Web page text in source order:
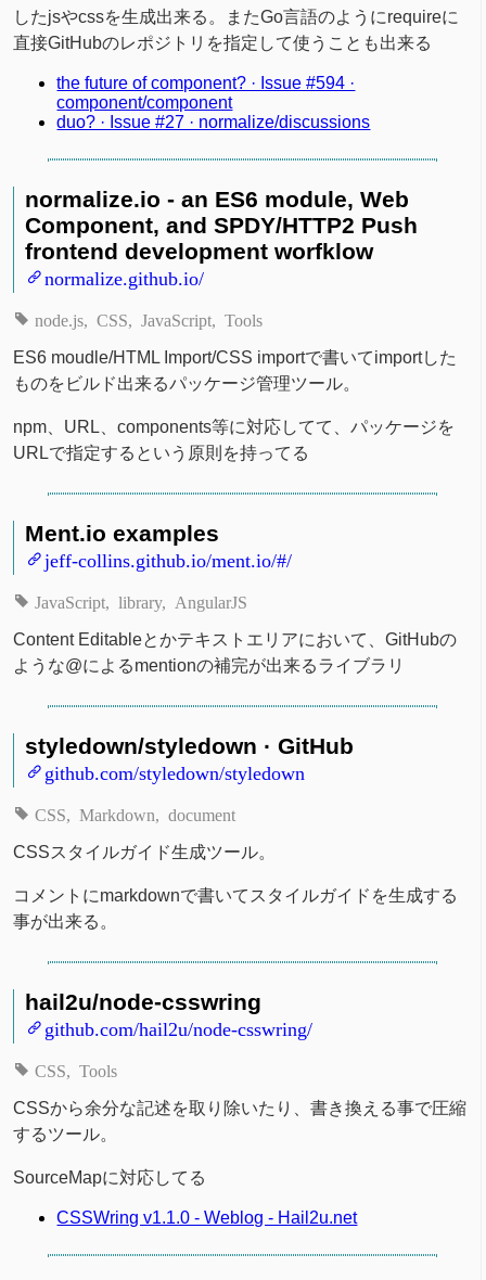
したjsやcssを生成出来る。またGo言語のようにrequireに
直接GitHubのレポジトリを指定して使うことも出来る
the future of component? · Issue #594 ·
component/component
duo? · Issue #27 · normalize/discussions
normalize.io - an ES6 module, Web
Component, and SPDY/HTTP2 Push
frontend development worfklow
normalize.github.io/
node.js CSS JavaScript Tools
ES6 moudle/HTML Import/CSS importで書いてimportした
ものをビルド出来るパッケージ管理ツール。
npm、URL、components等に対応してて、パッケージを
URLで指定するという原則を持ってる
Ment.io examples
jeff-collins.github.io/ment.io/#/
JavaScript library AngularJS
Content Editableとかテキストエリアにおいて、GitHubの
ような@によるmentionの補完が出来るライブラリ
styledown/styledown · GitHub
github.com/styledown/styledown
CSS Markdown document
CSSスタイルガイド生成ツール。
コメントにmarkdownで書いてスタイルガイドを生成する
事が出来る。
hail2u/node-csswring
github.com/hail2u/node-csswring/
CSS Tools
CSSから余分な記述を取り除いたり、書き換える事で圧縮
するツール。
SourceMapに対応してる
CSSWring v1.1.0 - Weblog - Hail2u.net